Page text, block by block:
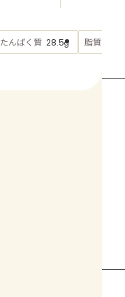
たんぱく質 28.5g 脂質